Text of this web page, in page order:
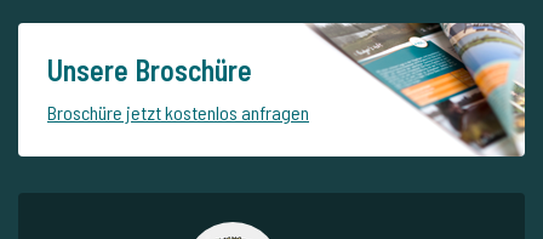
Unsere Broschüre
Broschüre jetzt kostenlos anfragen